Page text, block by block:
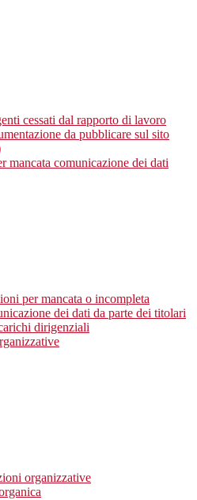
cessati dal rapporto di lavoro
da pubblicare sul sito
mancata comunicazione dei dati
per mancata o incompleta
dei dati da parte dei titolari
dirigenziali
organizzative